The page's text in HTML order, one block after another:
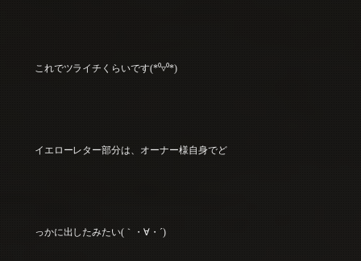
これでツライチくらいです(*⁰▿⁰*)
イエローレター部分は、オーナー様自身でど
っかに出したみたい(｀・∀・´)